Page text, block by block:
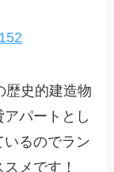
歴史的建造物
パートとし
るのでラン
メです！